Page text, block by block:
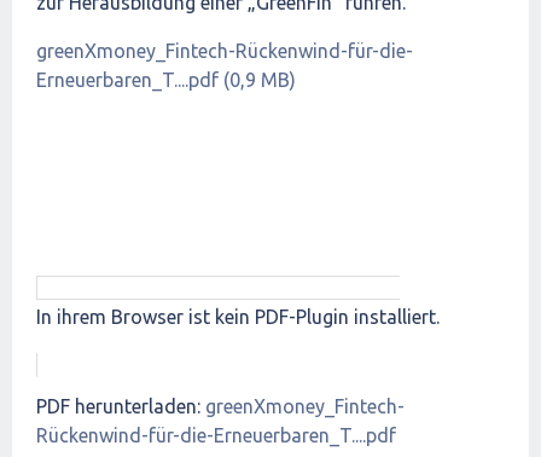
greenXmoney_Fintech-Rückenwind-für-die-
Erneuerbaren_T....pdf (0,9 MB)
In ihrem Browser ist kein PDF-Plugin installiert.
PDF herunterladen: greenXmoney_Fintech-
Rückenwind-für-die-Erneuerbaren_T....pdf